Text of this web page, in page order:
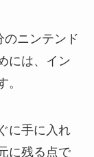
のニンテンド
には、イン
。
に手に入れ
に残る点で